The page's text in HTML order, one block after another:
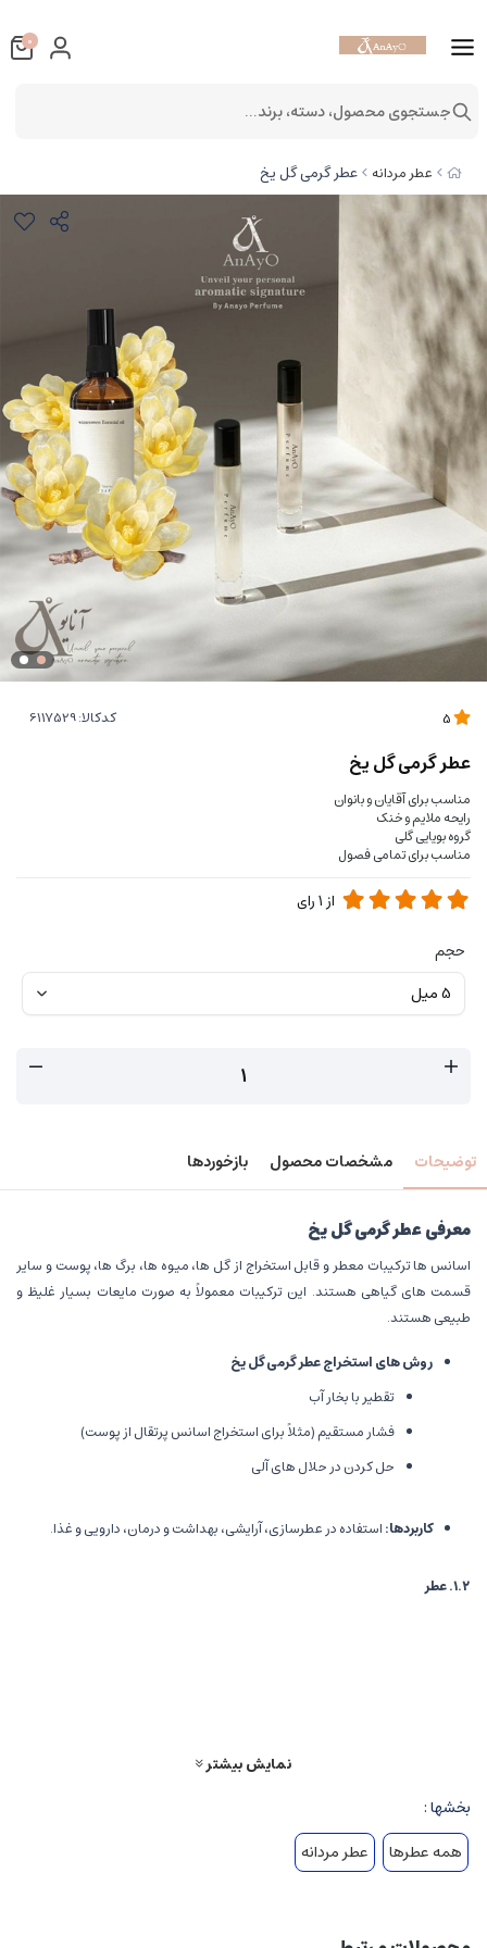
عطر مردانه عطر گرمی گل یخ
کدکالا:
عطر گرمی گل یخ
مناسب برای آقایان و بانوان
رایحه ملایم و خنک
گروه بویایی گلی
مناسب برای تمامی فصول
از 1رای
حجم
توضیحات مشخصات محصول بازخوردها
معرفی عطر گرمی گل یخ
اسانس ها ترکیبات معطر و قابل استخراج از گل ها، میوه ها، برگ ها، پوست و سایر
قسمت های گیاهی هستند. این ترکیبات معمولاً به صورت مایعات بسیار غلیظ و
طبیعی هستند.
روش های استخراج عطر گرمی گل یخ
تقطیر با بخار آب
فشار مستقیم (مثلاً برای استخراج اسانس پرتقال از پوست)
حل کردن در حلال های آلی
کاربردها:استفاده در عطرسازی، آرایشی، بهداشت و درمان، دارویی و غذا.
۱.۲.عطر
ادوتویلت (Eau de Toilette): ۵-۱۵٪ اسانس
ادکلن (Eau de Cologne): ۳-۵٪ اسانس
نمایش بیشتر
بخشها :
همه عطرها
عطر مردانه
0
جستجوی محصول، دسته، برند...